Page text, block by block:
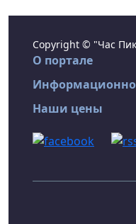
Copyright © "Час
О портале
Наши цены